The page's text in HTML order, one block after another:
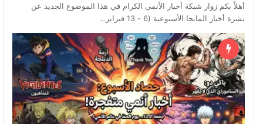
أهلاً بكم زوار شبكة أخبار الأنمي الكرام في هذا الموضوع الجديد عن
نشرة أخبار المانجا الأسبوعية (6 - 13 فبراير…